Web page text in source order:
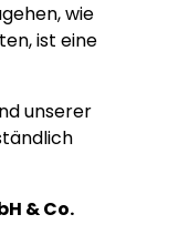
wie
ist eine
unserer
& Co.